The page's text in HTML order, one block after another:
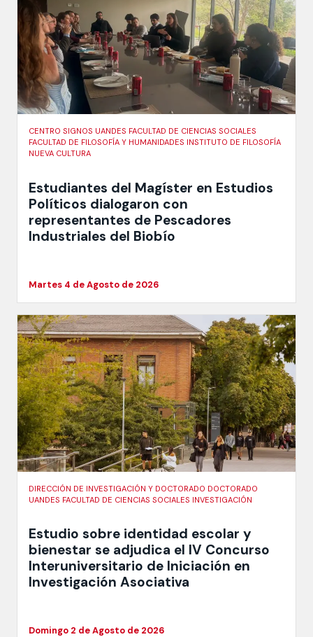
CENTRO SIGNOS UANDES FACULTAD DE CIENCIAS SOCIALES
FACULTAD DE FILOSOFÍA Y HUMANIDADES INSTITUTO DE FILOSOFÍA
NUEVA CULTURA
Estudiantes del Magíster en Estudios
Políticos dialogaron con
representantes de Pescadores
Industriales del Biobío
Martes 4 de Agosto de 2026
DIRECCIÓN DE INVESTIGACIÓN Y DOCTORADO DOCTORADO
UANDES FACULTAD DE CIENCIAS SOCIALES INVESTIGACIÓN
Estudio sobre identidad escolar y
bienestar se adjudica el IV Concurso
Interuniversitario de Iniciación en
Investigación Asociativa
Domingo 2 de Agosto de 2026